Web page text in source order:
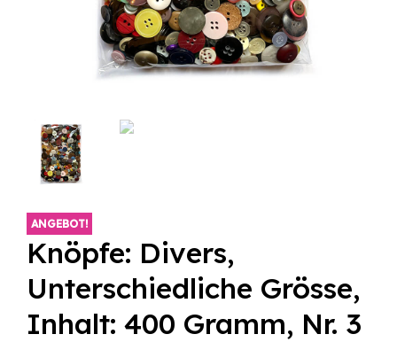
ANGEBOT!
Knöpfe: Divers,
Unterschiedliche Grösse,
Inhalt: 400 Gramm, Nr. 3